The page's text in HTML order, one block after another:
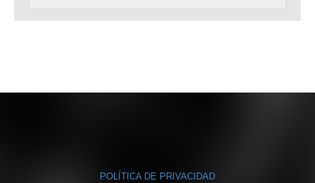
POLÍTICA DE PRIVACIDAD